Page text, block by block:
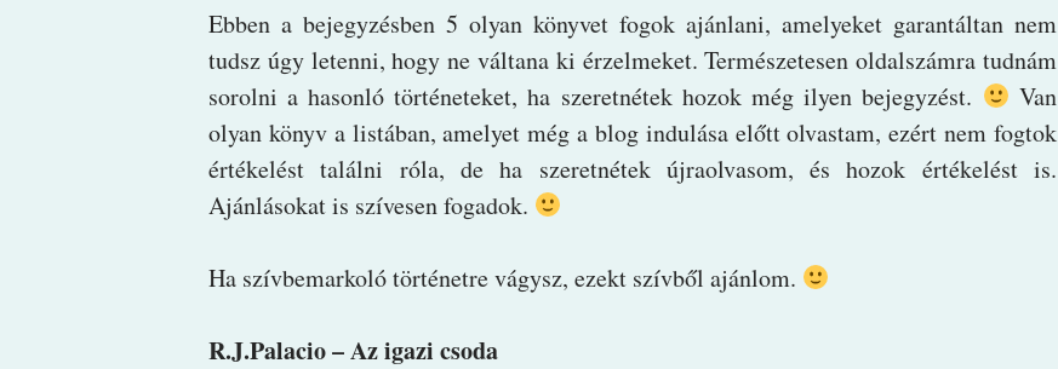
Ebben a bejegyzésben 5 olyan könyvet fogok ajánlani, amelyeket garantáltan nem
tudsz úgy letenni, hogy ne váltana ki érzelmeket. Természetesen oldalszámra tudnám
sorolni a hasonló történeteket, ha szeretnétek hozok még ilyen bejegyzést.
Van
olyan könyv a listában, amelyet még a blog indulása előtt olvastam, ezért nem fogtok
értékelést találni róla, de ha szeretnétek újraolvasom, és hozok értékelést is.
Ajánlásokat is szívesen fogadok.
Ha szívbemarkoló történetre vágysz, ezekt szívből ajánlom.
R.J.Palacio – Az igazi csoda